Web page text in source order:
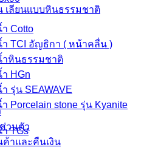
เลียนเเบบหินธรรมชาติ
วนตัว
าและคืนเงิน
Cotto
า TCI อัญธิกา ( หน้าคลื่น )
ำหินธรรมชาติ
HGn
รุ่น SEAWAVE
Porcelain stone รุ่น Kyanite
TGs